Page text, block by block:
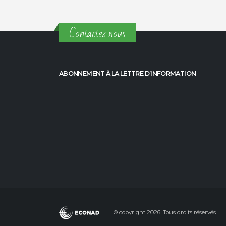
Contactez nous
ABONNEMENT À LA LETTRE D’INFORMATION
© copyright 2026. Tous droits réservés